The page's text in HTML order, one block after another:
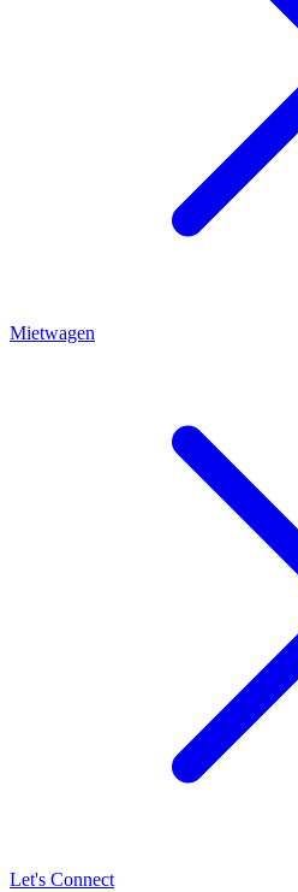
Mietwagen
Let's Connect